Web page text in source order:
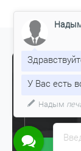
вашего
У Вас есть
Надым